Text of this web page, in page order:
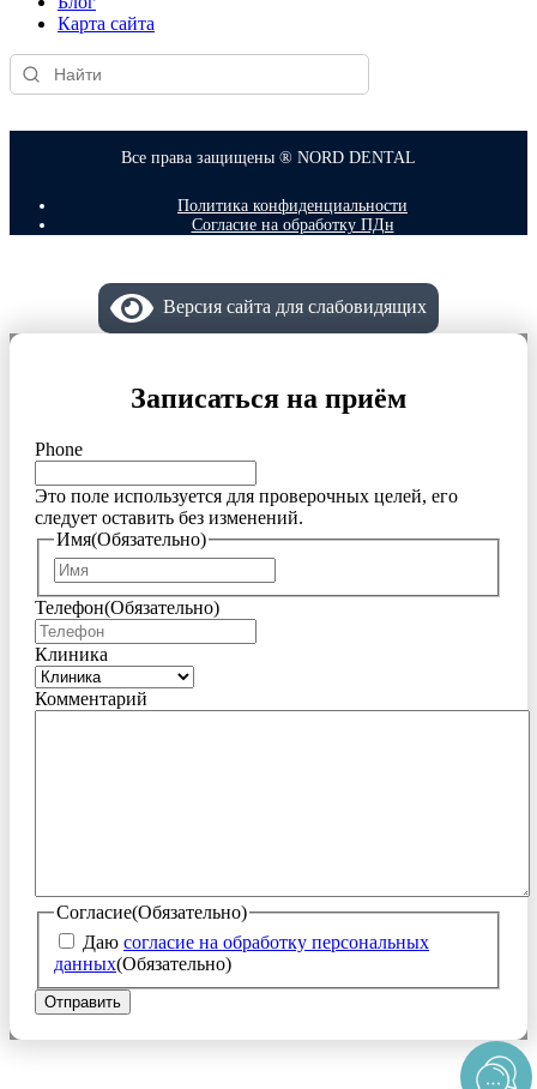
Карта сайта
Все права защищены ® NORD DENTAL
Политика конфиденциальности
Согласие на обработку ПДн
Версия сайта для слабовидящих
Записаться на приём
Phone
Это поле используется для проверочных целей, его
следует оставить без изменений.
Имя(Обязательно)
Телефон(Обязательно)
Клиника
Комментарий
Согласие(Обязательно)
Даю согласие на обработку персональных
данных(Обязательно)